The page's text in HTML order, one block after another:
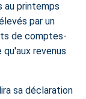
au printemps
par un
de comptes-
revenus
sa déclaration